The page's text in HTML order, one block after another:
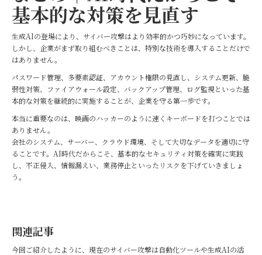
基本的な対策を見直す
生成AIの登場により、サイバー攻撃はより効率的かつ巧妙になっています。
しかし、企業がまず取り組むべきことは、特別な技術を導入することだけで
はありません。
パスワード管理、多要素認証、アカウント権限の見直し、システム更新、脆
弱性対策、ファイアウォール設定、バックアップ管理、ログ監視といった基
本的な対策を継続的に実施することが、企業を守る第一歩です。
本当に重要なのは、映画のハッカーのように速くキーボードを打つことでは
ありません。
会社のシステム、サーバー、クラウド環境、そして大切なデータを適切に守
ることです。AI時代だからこそ、基本的なセキュリティ対策を確実に実践
し、不正侵入、情報漏えい、業務停止といったリスクを下げていきましょ
う。
関連記事
今回ご紹介したように、現在のサイバー攻撃は自動化ツールや生成AIの活